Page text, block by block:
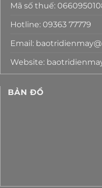
Mã số thuế:
Hotline: 09363 77779
Email:
Website:
BẢN ĐỒ